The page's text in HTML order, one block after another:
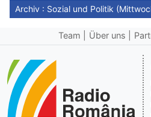
Archiv : Sozial und Politik
Team Über uns